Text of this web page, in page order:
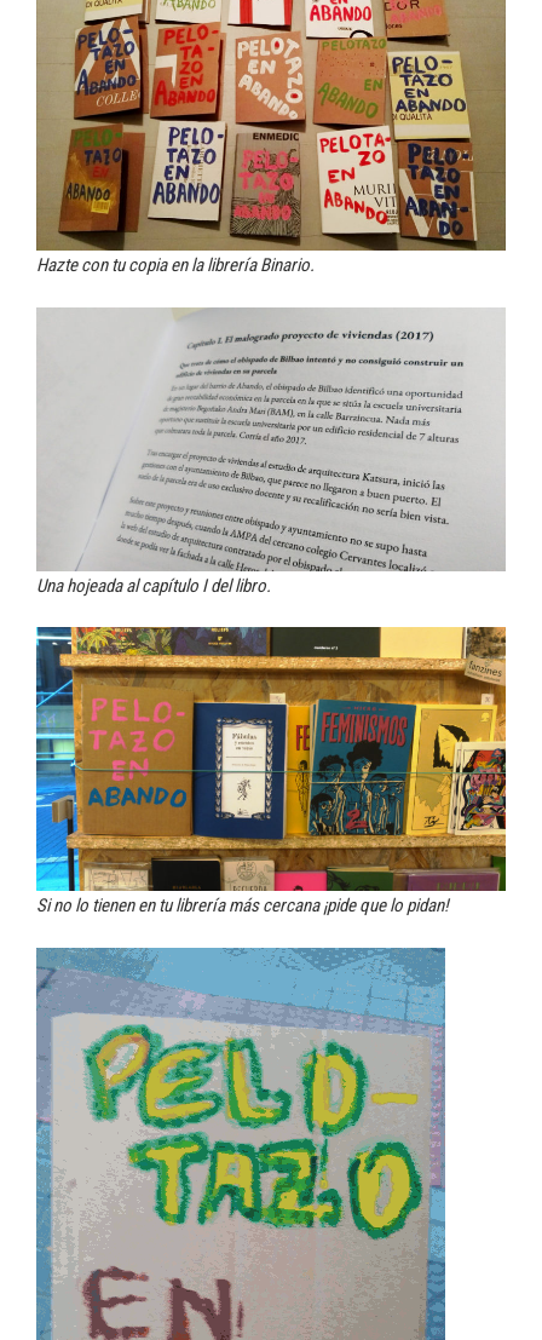
Hazte con tu copia en la librería Binario.
Una hojeada al capítulo I del libro.
Si no lo tienen en tu librería más cercana ¡pide que lo pidan!